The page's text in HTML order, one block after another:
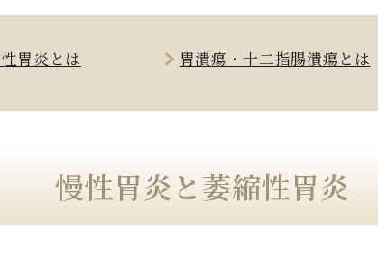
胃炎とは 胃潰瘍・十二指腸潰瘍とは
慢性胃炎と萎縮性胃炎